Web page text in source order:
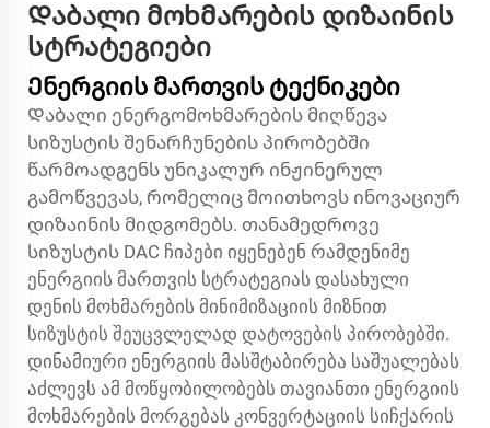
Დაბალი მოხმარების დიზაინის
სტრატეგიები
Ენერგიის მართვის ტექნიკები
Დაბალი ენერგომოხმარების მიღწევა
სიზუსტის შენარჩუნების პირობებში
წარმოადგენს უნიკალურ ინჟინერულ
გამოწვევას, რომელიც მოითხოვს ინოვაციურ
დიზაინის მიდგომებს. თანამედროვე
სიზუსტის DAC ჩიპები იყენებენ რამდენიმე
ენერგიის მართვის სტრატეგიას დასახული
დენის მოხმარების მინიმიზაციის მიზნით
სიზუსტის შეუცვლელად დატოვების პირობებში.
დინამიური ენერგიის მასშტაბირება საშუალებას
აძლევს ამ მოწყობილობებს თავიანთი ენერგიის
მოხმარების მორგებას კონვერტაციის სიჩქარის